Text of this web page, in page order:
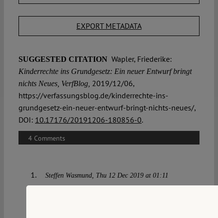
EXPORT METADATA
SUGGESTED CITATION Wapler, Friederike:
Kinderrechte ins Grundgesetz: Ein neuer Entwurf bringt
nichts Neues, VerfBlog, 2019/12/06,
https://verfassungsblog.de/kinderrechte-ins-
grundgesetz-ein-neuer-entwurf-bringt-nichts-neues/,
DOI: 10.17176/20191206-180856-0.
4 Comments
Steffen Wasmund Thu 12 Dec 2019 at 01:11